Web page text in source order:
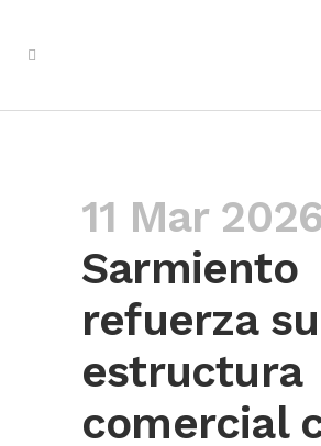
11 Mar
Sarmiento
refuerza su
estructura
comercial